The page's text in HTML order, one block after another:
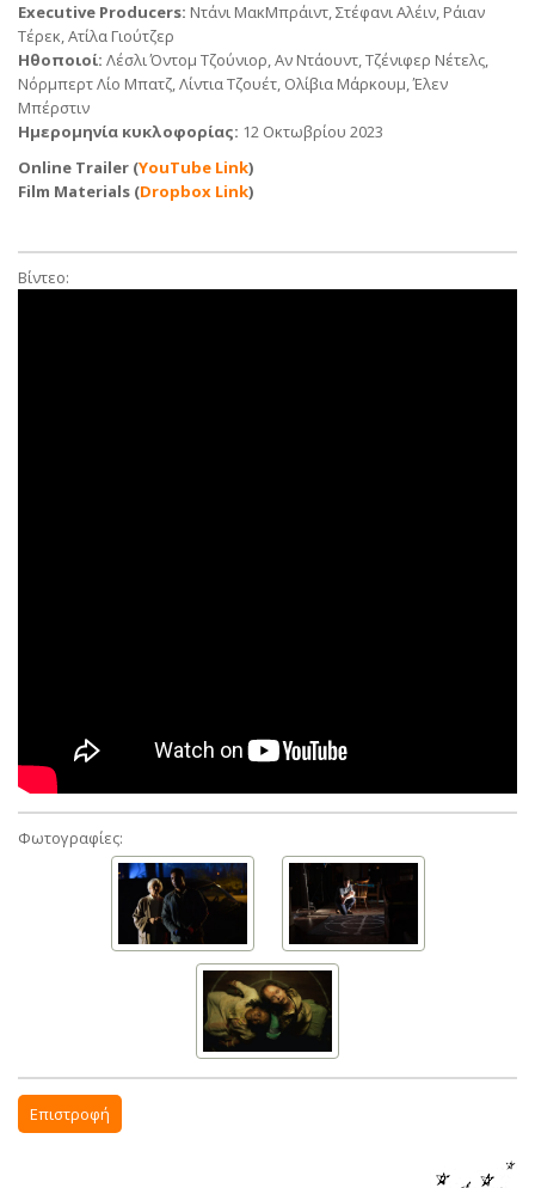
Executive Producers: Ντάνι ΜακΜπράιντ, Στέφανι Αλέιν, Ράιαν
Τέρεκ, Ατίλα Γιούτζερ
Ηθοποιοί: Λέσλι Όντομ Τζούνιορ, Αν Ντάουντ, Τζένιφερ Νέτελς,
Νόρμπερτ Λίο Μπατζ, Λίντια Τζουέτ, Ολίβια Μάρκουμ, Έλεν
Μπέρστιν
Ημερομηνία κυκλοφορίας: 12 Οκτωβρίου 2023
Online Trailer (YouTube Link)
Film Materials (Dropbox Link)
Βίντεο:
Φωτογραφίες:
Επιστροφή